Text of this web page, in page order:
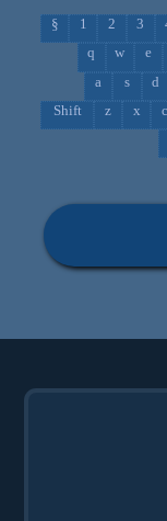
§ 1 2 3
q
w e
a
s d
Shift
z x c